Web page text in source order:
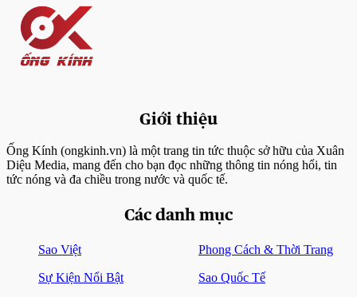
Giới thiệu
Ống Kính (ongkinh.vn) là một trang tin tức thuộc sở hữu của Xuân
Diệu Media, mang đến cho bạn đọc những thông tin nóng hổi, tin
tức nóng và đa chiều trong nước và quốc tế.
Các danh mục
Sao Việt Phong Cách & Thời Trang
Sự Kiện Nổi Bật Sao Quốc Tế